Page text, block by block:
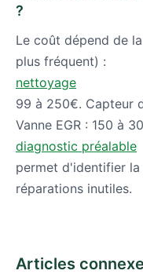
?
Le coût dépend de
plus fréquent) :
nettoyage
99 à 250€. Capteur
Vanne EGR : 150 à
diagnostic préalable
permet d'identifier
réparations inutiles.
Articles